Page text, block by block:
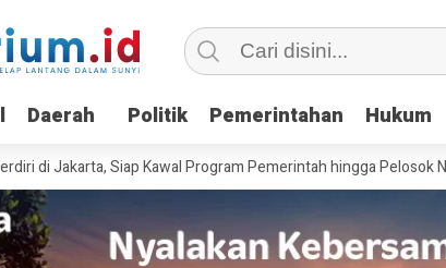
Daerah Politik Pemerintahan Hukum
Daerah Politik Pemerintahan Hukum
Siap Kawal Program Pemerintah hingga Pelosok Nusantara